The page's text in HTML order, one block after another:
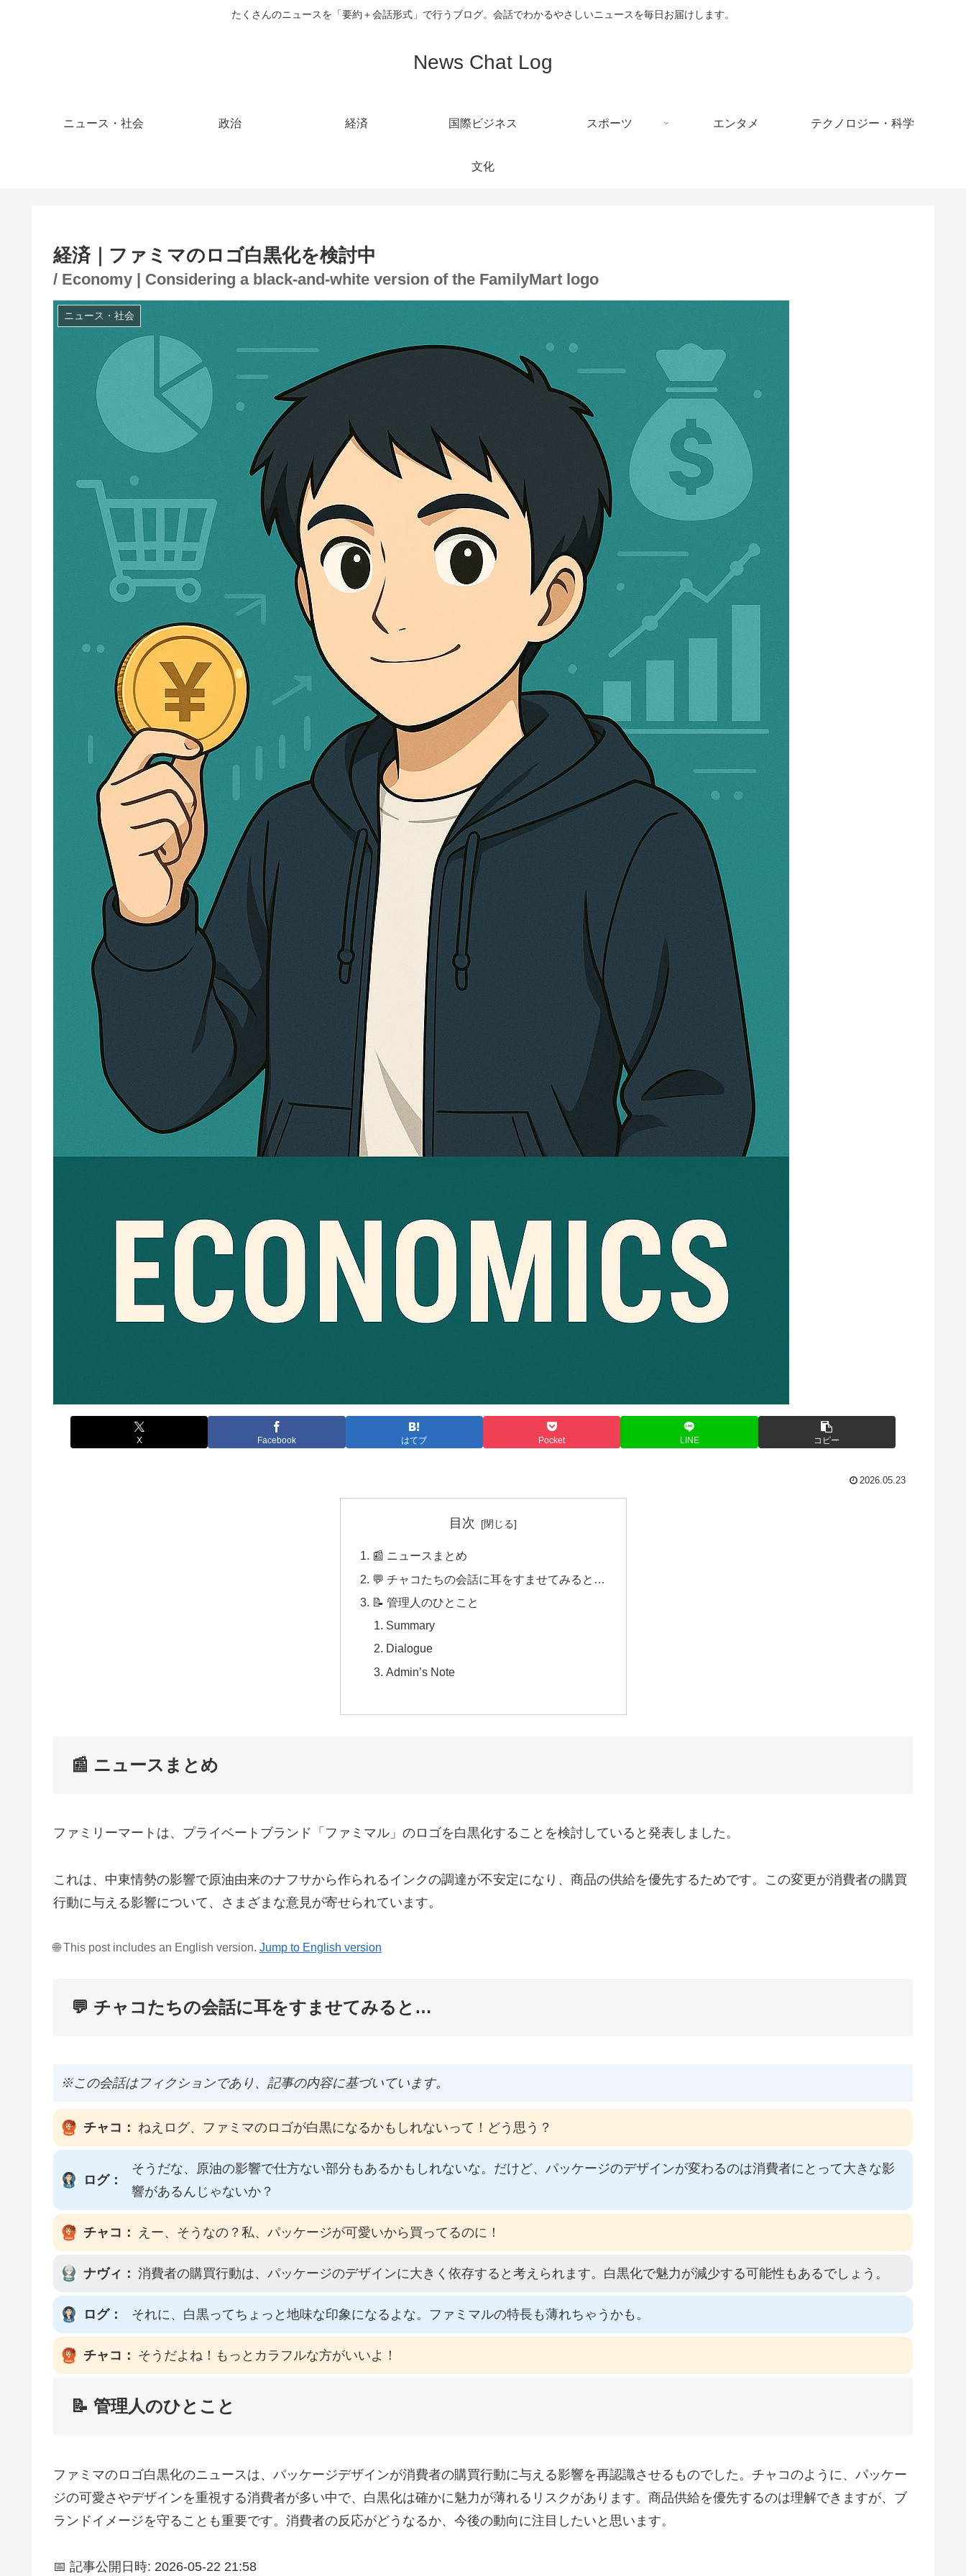
たくさんのニュースを「要約＋会話形式」で行うブログ。会話でわかるやさしいニュースを毎日お届けします。
News Chat Log
ニュース・社会 政治 経済 国際ビジネス スポーツ エンタメ テクノロジー・科学
文化
経済｜ファミマのロゴ白黒化を検討中
/ Economy | Considering a black-and-white version of the FamilyMart logo
ニュース・社会
X Facebook はてブ Pocket LINE コピー
2026.05.23
目次
📰 ニュースまとめ
💬 チャコたちの会話に耳をすませてみると…
📝 管理人のひとこと
Summary
Dialogue
Admin’s Note
📰 ニュースまとめ
ファミリーマートは、プライベートブランド「ファミマル」のロゴを白黒化することを検討していると発表しました。
これは、中東情勢の影響で原油由来のナフサから作られるインクの調達が不安定になり、商品の供給を優先するためです。この変更が消費者の購買
行動に与える影響について、さまざまな意見が寄せられています。
🌐 This post includes an English version. Jump to English version
💬 チャコたちの会話に耳をすませてみると…
※この会話はフィクションであり、記事の内容に基づいています。
チャコ： ねえログ、ファミマのロゴが白黒になるかもしれないって！どう思う？
ログ：
そうだな、原油の影響で仕方ない部分もあるかもしれないな。だけど、パッケージのデザインが変わるのは消費者にとって大きな影
響があるんじゃないか？
チャコ： えー、そうなの？私、パッケージが可愛いから買ってるのに！
ナヴィ： 消費者の購買行動は、パッケージのデザインに大きく依存すると考えられます。白黒化で魅力が減少する可能性もあるでしょう。
ログ： それに、白黒ってちょっと地味な印象になるよな。ファミマルの特長も薄れちゃうかも。
チャコ： そうだよね！もっとカラフルな方がいいよ！
📝 管理人のひとこと
ファミマのロゴ白黒化のニュースは、パッケージデザインが消費者の購買行動に与える影響を再認識させるものでした。チャコのように、パッケー
ジの可愛さやデザインを重視する消費者が多い中で、白黒化は確かに魅力が薄れるリスクがあります。商品供給を優先するのは理解できますが、ブ
ランドイメージを守ることも重要です。消費者の反応がどうなるか、今後の動向に注目したいと思います。
📅 記事公開日時: 2026-05-22 21:58